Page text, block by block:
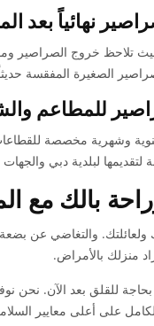
نهائياً بعد
فوراً خلال الـ 24 ساعة الأولى، حيث
للمطاعم
وشهرية مخصصة
لبلدية دبي
بالك مع
والتغاضي عن
منزلك بالأمراض.
للقلق بعد الآن. نحن نوفر
على أعلى معايير